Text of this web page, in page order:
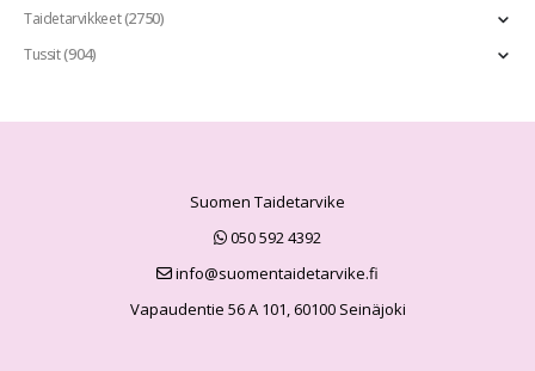
Taidetarvikkeet(2750)
Tussit(904)
Suomen Taidetarvike
050 592 4392
info@suomentaidetarvike.fi
Vapaudentie 56 A 101, 60100 Seinäjoki